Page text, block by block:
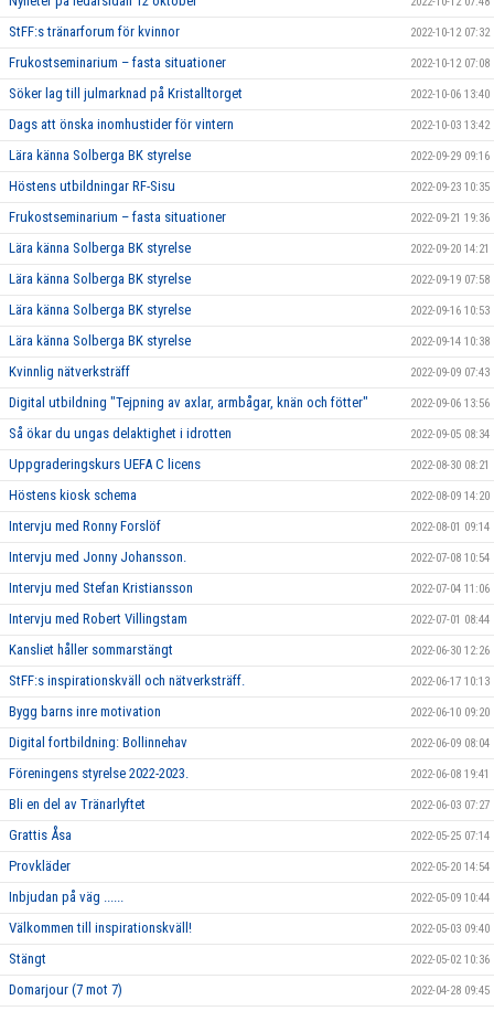
StFF:s tränarforum för kvinnor 2022-10-12 07:32
Frukostseminarium – fasta situationer 2022-10-12 07:08
Söker lag till julmarknad på Kristalltorget 2022-10-06 13:40
Dags att önska inomhustider för vintern 2022-10-03 13:42
Lära känna Solberga BK styrelse 2022-09-29 09:16
Höstens utbildningar RF-Sisu 2022-09-23 10:35
Frukostseminarium – fasta situationer 2022-09-21 19:36
Lära känna Solberga BK styrelse 2022-09-20 14:21
Lära känna Solberga BK styrelse 2022-09-19 07:58
Lära känna Solberga BK styrelse 2022-09-16 10:53
Lära känna Solberga BK styrelse 2022-09-14 10:38
Kvinnlig nätverksträff 2022-09-09 07:43
Digital utbildning "Tejpning av axlar, armbågar, knän och fötter" 2022-09-06 13:56
Så ökar du ungas delaktighet i idrotten 2022-09-05 08:34
Uppgraderingskurs UEFA C licens 2022-08-30 08:21
Höstens kiosk schema 2022-08-09 14:20
Intervju med Ronny Forslöf 2022-08-01 09:14
Intervju med Jonny Johansson. 2022-07-08 10:54
Intervju med Stefan Kristiansson 2022-07-04 11:06
Intervju med Robert Villingstam 2022-07-01 08:44
Kansliet håller sommarstängt 2022-06-30 12:26
StFF:s inspirationskväll och nätverksträff. 2022-06-17 10:13
Bygg barns inre motivation 2022-06-10 09:20
Digital fortbildning: Bollinnehav 2022-06-09 08:04
Föreningens styrelse 2022-2023. 2022-06-08 19:41
Bli en del av Tränarlyftet 2022-06-03 07:27
Grattis Åsa 2022-05-25 07:14
Provkläder 2022-05-20 14:54
Inbjudan på väg ...... 2022-05-09 10:44
Välkommen till inspirationskväll! 2022-05-03 09:40
Stängt 2022-05-02 10:36
Domarjour (7 mot 7) 2022-04-28 09:45